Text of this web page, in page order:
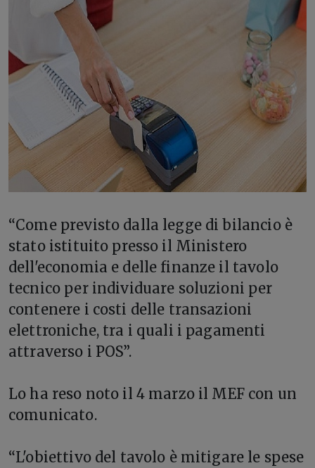
“Come previsto dalla legge di bilancio è
stato istituito presso il Ministero
dell'economia e delle finanze il tavolo
tecnico per individuare soluzioni per
contenere i costi delle transazioni
elettroniche, tra i quali i pagamenti
attraverso i POS”.
Lo ha reso noto il 4 marzo il MEF con un
comunicato.
“L'obiettivo del tavolo è mitigare le spese